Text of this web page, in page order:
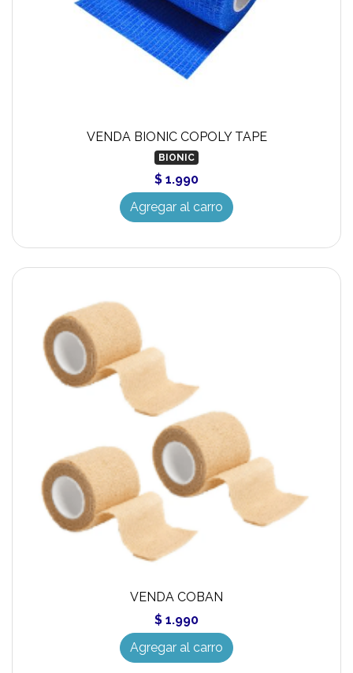
VENDA BIONIC COPOLY TAPE
BIONIC
$ 1.990
Agregar al carro
VENDA COBAN
$ 1.990
Agregar al carro